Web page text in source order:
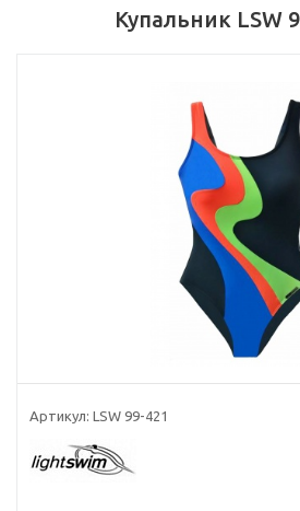
Купальник LSW
Артикул: LSW 99-421